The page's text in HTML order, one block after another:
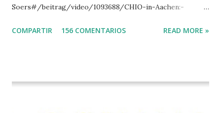
Soers#/beitrag/video/1093688/CHIO-in-Aachen:-
COMPARTIR 156 COMENTARIOS READ MORE »